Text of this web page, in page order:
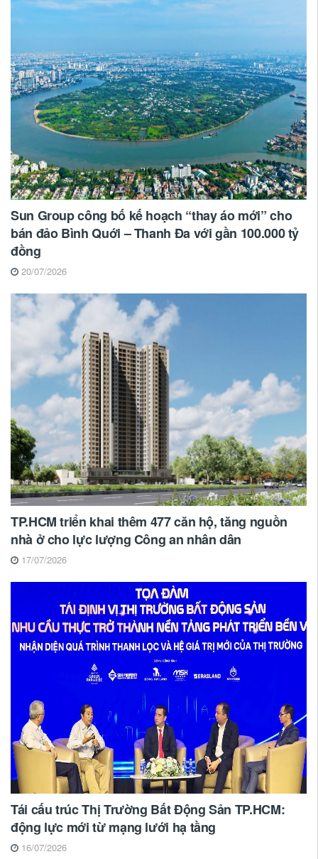
Sun Group công bố kế hoạch “thay áo mới” cho
bán đảo Bình Quới – Thanh Đa với gần 100.000 tỷ
đồng
20/07/2026
TP.HCM triển khai thêm 477 căn hộ, tăng nguồn
nhà ở cho lực lượng Công an nhân dân
17/07/2026
Tái cấu trúc Thị Trường Bất Động Sản TP.HCM:
động lực mới từ mạng lưới hạ tầng
16/07/2026